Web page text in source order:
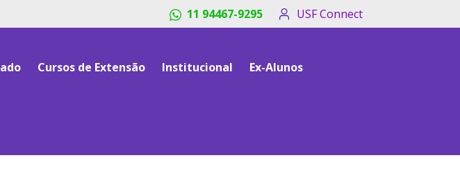
11 94467-9295 USF Connect
Cursos de Extensão Institucional Ex-Alunos